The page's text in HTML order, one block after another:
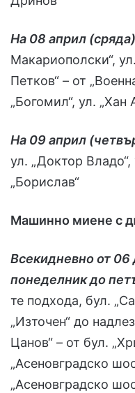
На 08 април (сряда)
Макариополски“,
Петков“ – от
„Богомил“, ул. „Хан
На 09 април
ул. „Доктор Владо“,
„Борислав“
Машинно миене с
Всекидневно от 06
понеделник до
те подхода, бул.
„Източен“ до
Цанов“ – от бул.
„Асеновградско
„Асеновградско